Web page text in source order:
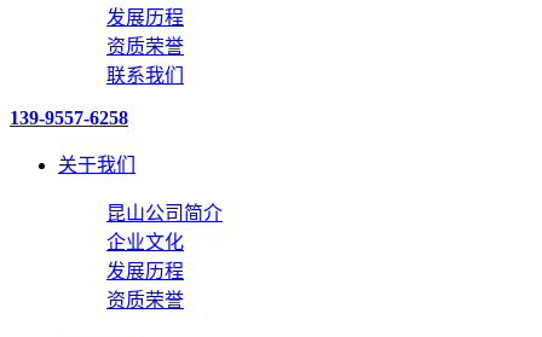
发展历程
资质荣誉
联系我们
139-9557-6258
关于我们
昆山公司简介
企业文化
发展历程
资质荣誉